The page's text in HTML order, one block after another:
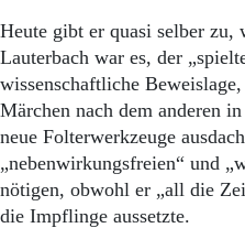
Heute gibt er quasi selber zu,
Lauterbach war es, der
wissenschaftliche
Märchen nach dem anderen
neue Folterwerkzeuge
„nebenwirkungsfreien“ und
nötigen, obwohl er „all die
die Impflinge aussetzte.